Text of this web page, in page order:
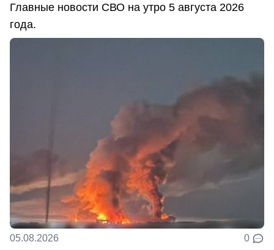
Главные новости СВО на утро 5 августа 2026
года.
05.08.2026 0